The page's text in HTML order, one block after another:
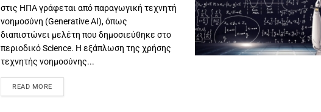
στις ΗΠΑ γράφεται από παραγωγική τεχνητή
νοημοσύνη (Generative AI), όπως
διαπιστώνει μελέτη που δημοσιεύθηκε στο
περιοδικό Science. Η εξάπλωση της χρήσης
τεχνητής νοημοσύνης...
READ MORE